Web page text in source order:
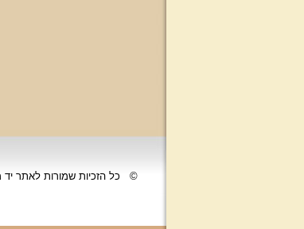
התורה, המסורת והמנהגים, של
©
כל הזכיות שמורות לאתר